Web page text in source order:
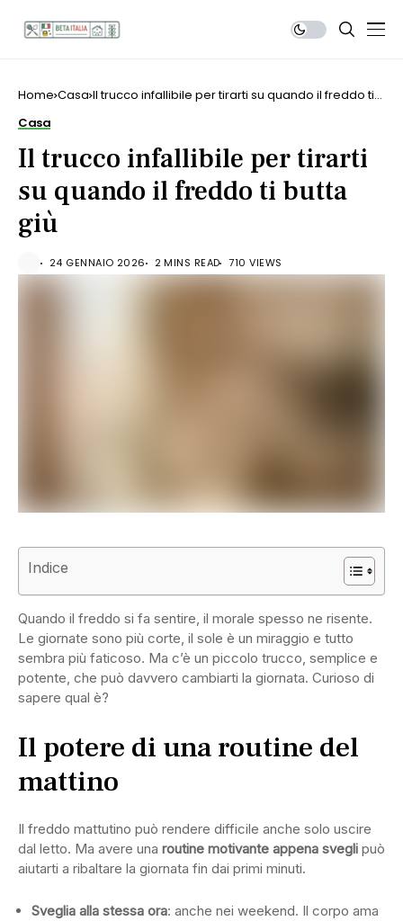
Home Casa Il trucco infallibile per tirarti su quando il freddo ti
Casa
Il trucco infallibile per tirarti
su quando il freddo ti butta
giù
24 GENNAIO 2026 2 MINS READ 710 VIEWS
Indice
Quando il freddo si fa sentire, il morale spesso ne risente.
Le giornate sono più corte, il sole è un miraggio e tutto
sembra più faticoso. Ma c’è un piccolo trucco, semplice e
potente, che può davvero cambiarti la giornata. Curioso di
sapere qual è?
Il potere di una routine del
mattino
Il freddo mattutino può rendere difficile anche solo uscire
dal letto. Ma avere una routine motivante appena svegli può
aiutarti a ribaltare la giornata fin dai primi minuti.
Sveglia alla stessa ora: anche nei weekend. Il corpo ama